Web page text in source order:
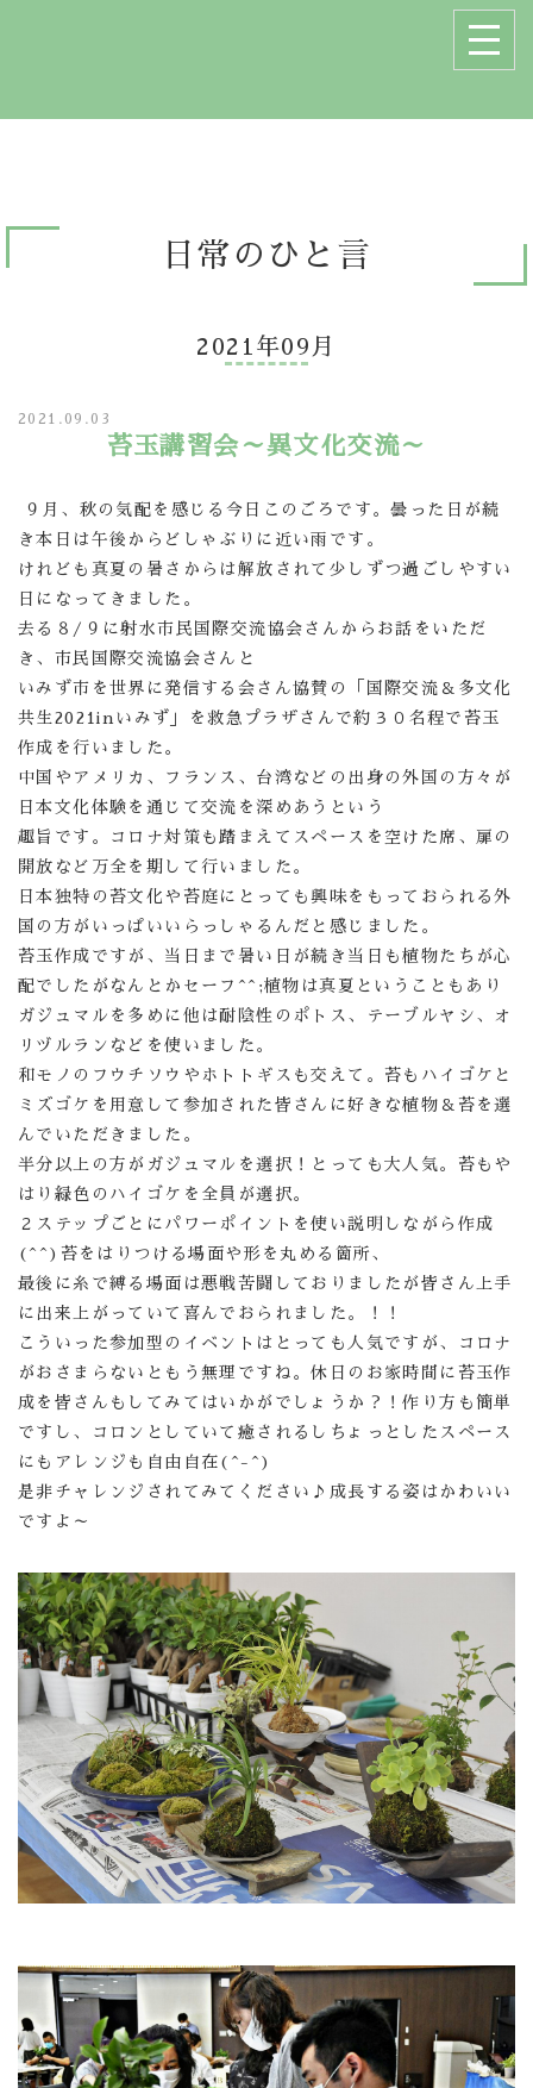
日常のひと言
2021年09月
2021.09.03
苔玉講習会～異文化交流～
９月、秋の気配を感じる今日このごろです。曇った日が続
き本日は午後からどしゃぶりに近い雨です。
けれども真夏の暑さからは解放されて少しずつ過ごしやすい
日になってきました。
去る８/９に射水市民国際交流協会さんからお話をいただ
き、市民国際交流協会さんと
いみず市を世界に発信する会さん協賛の「国際交流＆多文化
共生2021inいみず」を救急プラザさんで約３０名程で苔玉
作成を行いました。
中国やアメリカ、フランス、台湾などの出身の外国の方々が
日本文化体験を通じて交流を深めあうという
趣旨です。コロナ対策も踏まえてスペースを空けた席、扉の
開放など万全を期して行いました。
日本独特の苔文化や苔庭にとっても興味をもっておられる外
国の方がいっぱいいらっしゃるんだと感じました。
苔玉作成ですが、当日まで暑い日が続き当日も植物たちが心
配でしたがなんとかセーフ^^;植物は真夏ということもあり
ガジュマルを多めに他は耐陰性のポトス、テーブルヤシ、オ
リヅルランなどを使いました。
和モノのフウチソウやホトトギスも交えて。苔もハイゴケと
ミズゴケを用意して参加された皆さんに好きな植物＆苔を選
んでいただきました。
半分以上の方がガジュマルを選択！とっても大人気。苔もや
はり緑色のハイゴケを全員が選択。
２ステップごとにパワーポイントを使い説明しながら作成
(^^)苔をはりつける場面や形を丸める箇所、
最後に糸で縛る場面は悪戦苦闘しておりましたが皆さん上手
に出来上がっていて喜んでおられました。！！
こういった参加型のイベントはとっても人気ですが、コロナ
がおさまらないともう無理ですね。休日のお家時間に苔玉作
成を皆さんもしてみてはいかがでしょうか？！作り方も簡単
ですし、コロンとしていて癒されるしちょっとしたスペース
にもアレンジも自由自在(^-^)
是非チャレンジされてみてください♪成長する姿はかわいい
ですよ～